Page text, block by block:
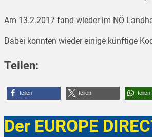
Am 13.2.2017 fand wieder im NÖ
Dabei konnten wieder einige künftige
Teilen:
teilen teilen teilen
Der EUROPE